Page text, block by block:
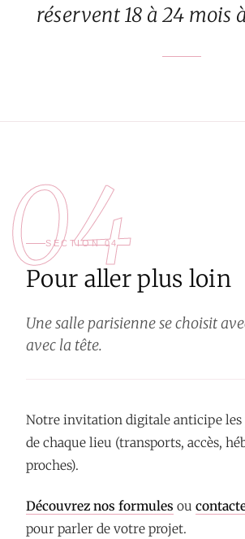
réservent 18 à 24 mois
04
SECTION 04
Pour aller plus loin
Une salle parisienne se choisit
avec la tête.
Notre invitation digitale anticipe
de chaque lieu (transports, accès,
proches).
Découvrez nos formules ou
pour parler de votre projet.